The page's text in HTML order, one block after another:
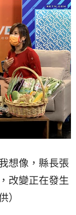
想像，縣長張
改變正在發生
）